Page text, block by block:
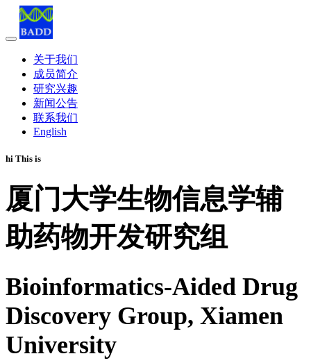
关于我们
成员简介
研究兴趣
新闻公告
联系我们
English
hi This is
厦门大学生物信息学辅
助药物开发研究组
Bioinformatics-Aided Drug
Discovery Group, Xiamen
University